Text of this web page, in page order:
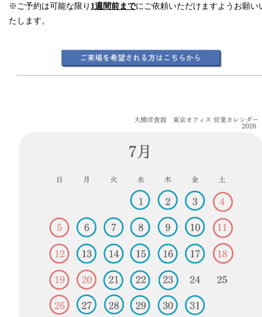
※ご予約は可能な限り 1週間前までにご依頼いただけますようお願い
たします。